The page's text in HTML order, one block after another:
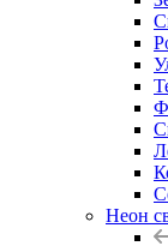
Неон